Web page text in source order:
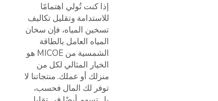
إذا كنت تُولي اهتمامًا
للاستدامة وتقليل تكاليف
تسخين المياه، فإن سخان
المياه العامل بالطاقة
الشمسية من MICOE هو
الخيار المثالي لكل من
منزلك أو عملك. منتجاتنا لا
توفر لك المال فحسب،